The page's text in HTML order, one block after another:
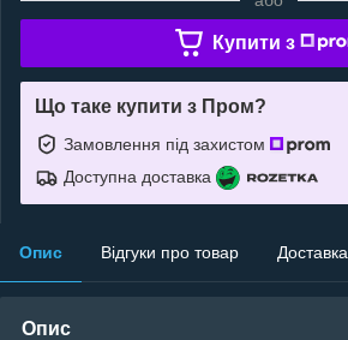
Купити з
Що таке купити з Пром?
Замовлення під захистом
Доступна доставка
Опис Відгуки про товар Доставка
Опис